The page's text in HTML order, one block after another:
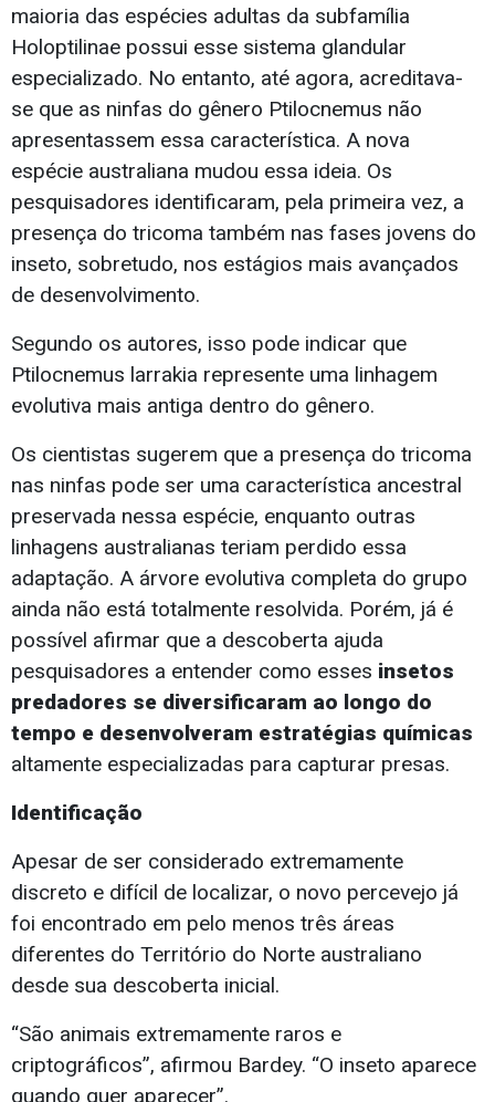
maioria das espécies adultas da subfamília
Holoptilinae possui esse sistema glandular
especializado. No entanto, até agora, acreditava-
se que as ninfas do gênero Ptilocnemus não
apresentassem essa característica. A nova
espécie australiana mudou essa ideia. Os
pesquisadores identificaram, pela primeira vez, a
presença do tricoma também nas fases jovens do
inseto, sobretudo, nos estágios mais avançados
de desenvolvimento.
Segundo os autores, isso pode indicar que
Ptilocnemus larrakia represente uma linhagem
evolutiva mais antiga dentro do gênero.
Os cientistas sugerem que a presença do tricoma
nas ninfas pode ser uma característica ancestral
preservada nessa espécie, enquanto outras
linhagens australianas teriam perdido essa
adaptação. A árvore evolutiva completa do grupo
ainda não está totalmente resolvida. Porém, já é
possível afirmar que a descoberta ajuda
pesquisadores a entender como esses insetos
predadores se diversificaram ao longo do
tempo e desenvolveram estratégias químicas
altamente especializadas para capturar presas.
Identificação
Apesar de ser considerado extremamente
discreto e difícil de localizar, o novo percevejo já
foi encontrado em pelo menos três áreas
diferentes do Território do Norte australiano
desde sua descoberta inicial.
“São animais extremamente raros e
criptográficos”, afirmou Bardey. “O inseto aparece
quando quer aparecer”.